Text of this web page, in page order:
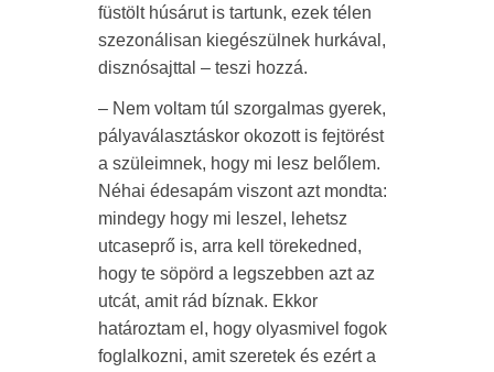
füstölt húsárut is tartunk, ezek télen
szezonálisan kiegészülnek hurkával,
disznósajttal – teszi hozzá.
– Nem voltam túl szorgalmas gyerek,
pályaválasztáskor okozott is fejtörést
a szüleimnek, hogy mi lesz belőlem.
Néhai édesapám viszont azt mondta:
mindegy hogy mi leszel, lehetsz
utcaseprő is, arra kell törekedned,
hogy te söpörd a legszebben azt az
utcát, amit rád bíznak. Ekkor
határoztam el, hogy olyasmivel fogok
foglalkozni, amit szeretek és ezért a